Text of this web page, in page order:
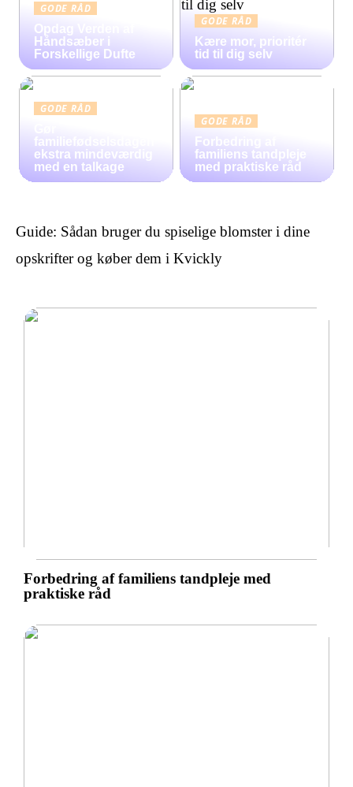
GODE RÅD
Opdag Verden af
Håndsæber i
Forskellige Dufte
GODE RÅD
Kære mor, prioritér
tid til dig selv
GODE RÅD
familiefødselsdagen
ekstra mindeværdig
med en talkage
GODE RÅD
Forbedring af
familiens tandpleje
med praktiske råd
Guide: Sådan bruger du spiselige blomster i dine
opskrifter og køber dem i Kvickly
Forbedring af familiens tandpleje med
praktiske råd